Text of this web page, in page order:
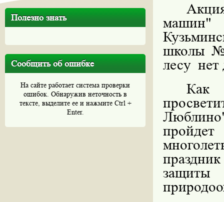
Полезно знать
Сообщить об ошибке
На сайте работает система проверки
ошибок. Обнаружив неточность в
тексте, выделите ее и нажмите Ctrl +
Enter.
машин"
школы
лесу нет
Как
защиты